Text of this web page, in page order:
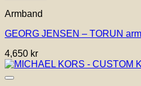
produkten
flera
De
olika
alternativen
Armband
GEORG JENSEN – TORUN
4,650 kr